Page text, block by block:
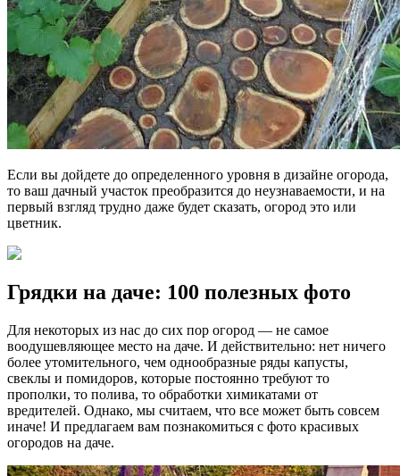
Если вы дойдете до определенного уровня в дизайне огорода,
то ваш дачный участок преобразится до неузнаваемости, и на
первый взгляд трудно даже будет сказать, огород это или
цветник.
Грядки на даче: 100 полезных фото
Для некоторых из нас до сих пор огород — не самое
воодушевляющее место на даче. И действительно: нет ничего
более утомительного, чем однообразные ряды капусты,
свеклы и помидоров, которые постоянно требуют то
прополки, то полива, то обработки химикатами от
вредителей. Однако, мы считаем, что все может быть совсем
иначе! И предлагаем вам познакомиться с фото красивых
огородов на даче.